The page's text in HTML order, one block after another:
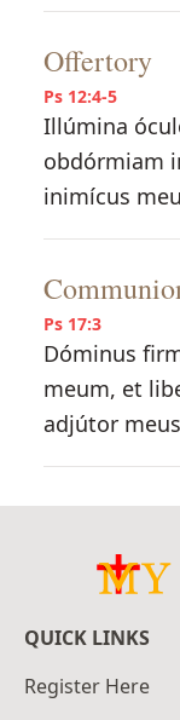
Offertory
Ps 12:4-5
Illúmina
obdórmiam
inimícus
Ps 17:3
Dóminus
meum, et
adjútor
QUICK LINKS
Register Here